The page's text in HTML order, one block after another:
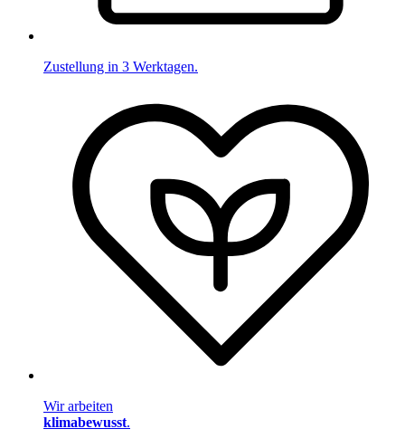
Zustellung in 3 Werktagen.
Wir arbeiten
klimabewusst.